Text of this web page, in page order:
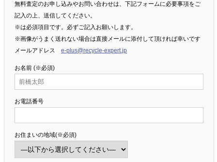
無料査定のお申し込みやお問い合わせは、下記フォームに必要事項をご
記入の上、送信してください。
※は必須項目です。必ずご記入お願いします。
※画像がうまく送れない場合は直接メールに添付して頂ければ幸いです
メールアドレス e-plus@recycle-expert.jp
お名前 (※必須)
お電話番号
お住まいの地域(※必須)